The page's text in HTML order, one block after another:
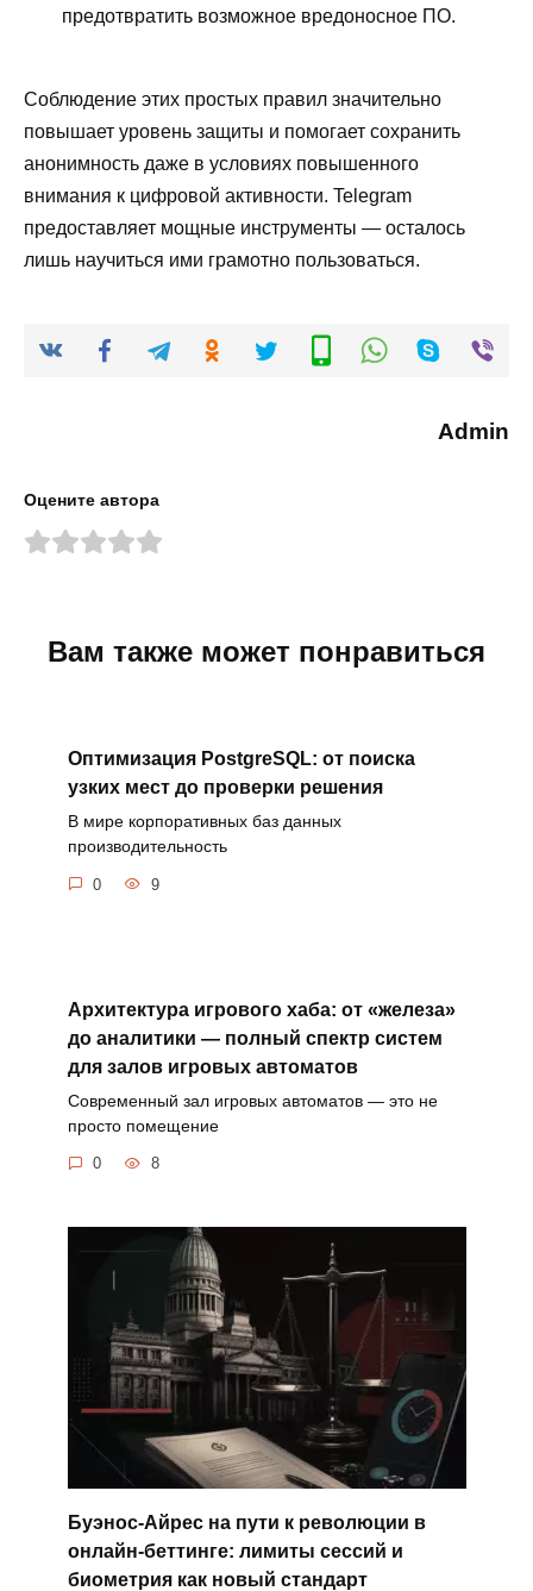
предотвратить возможное вредоносное ПО.
Соблюдение этих простых правил значительно
повышает уровень защиты и помогает сохранить
анонимность даже в условиях повышенного
внимания к цифровой активности. Telegram
предоставляет мощные инструменты — осталось
лишь научиться ими грамотно пользоваться.
Admin
Оцените автора
Вам также может понравиться
Оптимизация PostgreSQL: от поиска
узких мест до проверки решения
В мире корпоративных баз данных
производительность
0 9
Архитектура игрового хаба: от «железа»
до аналитики — полный спектр систем
для залов игровых автоматов
Современный зал игровых автоматов — это не
просто помещение
0 8
Буэнос-Айрес на пути к революции в
онлайн-беттинге: лимиты сессий и
биометрия как новый стандарт